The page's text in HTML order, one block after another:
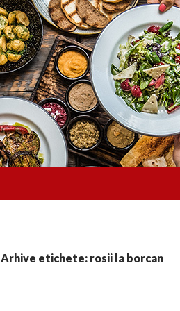
Arhive etichete: rosii la borcan